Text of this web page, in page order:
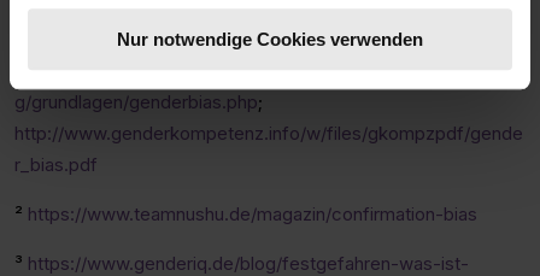
Nur notwendige Cookies verwenden
https://erwachsenenbildung.at/themen/gender_mainstreamin
g/grundlagen/genderbias.php;
http://www.genderkompetenz.info/w/files/gkompzpdf/gende
r_bias.pdf
² https://www.teamnushu.de/magazin/confirmation-bias
³ https://www.genderiq.de/blog/festgefahren-was-ist-